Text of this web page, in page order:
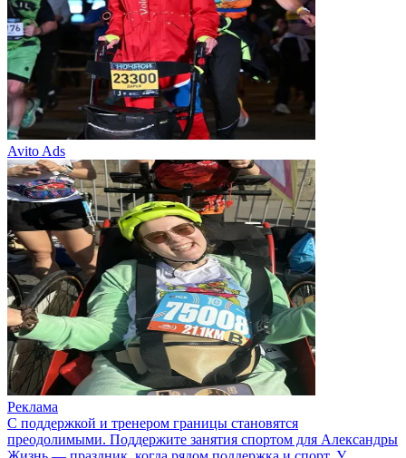
Avito Ads
Реклама
С поддержкой и тренером границы становятся
преодолимыми. Поддержите занятия спортом для Александры